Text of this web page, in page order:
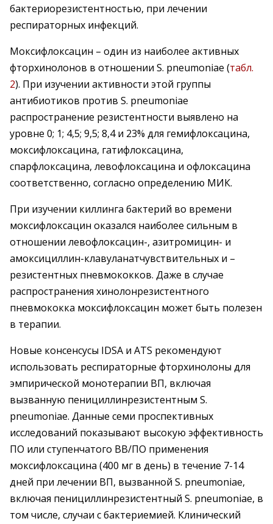
бактериорезистентностью, при лечении
респираторных инфекций.
Моксифлоксацин – один из наиболее активных
фторхинолонов в отношении S. pneumoniae (табл.
2). При изучении активности этой группы
антибиотиков против S. pneumoniae
распространение резистентности выявлено на
уровне 0; 1; 4,5; 9,5; 8,4 и 23% для гемифлоксацина,
моксифлоксацина, гатифлоксацина,
спарфлоксацина, левофлоксацина и офлоксацина
соответственно, согласно определению МИК.
При изучении киллинга бактерий во времени
моксифлоксацин оказался наиболее сильным в
отношении левофлоксацин-, азитромицин- и
амоксициллин-клавуланатчувствительных и –
резистентных пневмококков. Даже в случае
распространения хинолонрезистентного
пневмококка моксифлоксацин может быть полезен
в терапии.
Новые консенсусы IDSA и ATS рекомендуют
использовать респираторные фторхинолоны для
эмпирической монотерапии ВП, включая
вызванную пенициллинрезистентным S.
pneumoniae. Данные семи проспективных
исследований показывают высокую эффективность
ПО или ступенчатого ВВ/ПО применения
моксифлоксацина (400 мг в день) в течение 7-14
дней при лечении ВП, вызванной S. pneumoniae,
включая пенициллинрезистентный S. pneumoniae, в
том числе, случаи с бактериемией. Клинический